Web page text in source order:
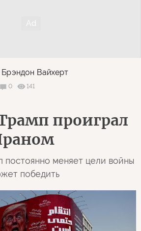
Брэндон Вайхерт
0
141
проиграл
постоянно меняет цели войны
победить